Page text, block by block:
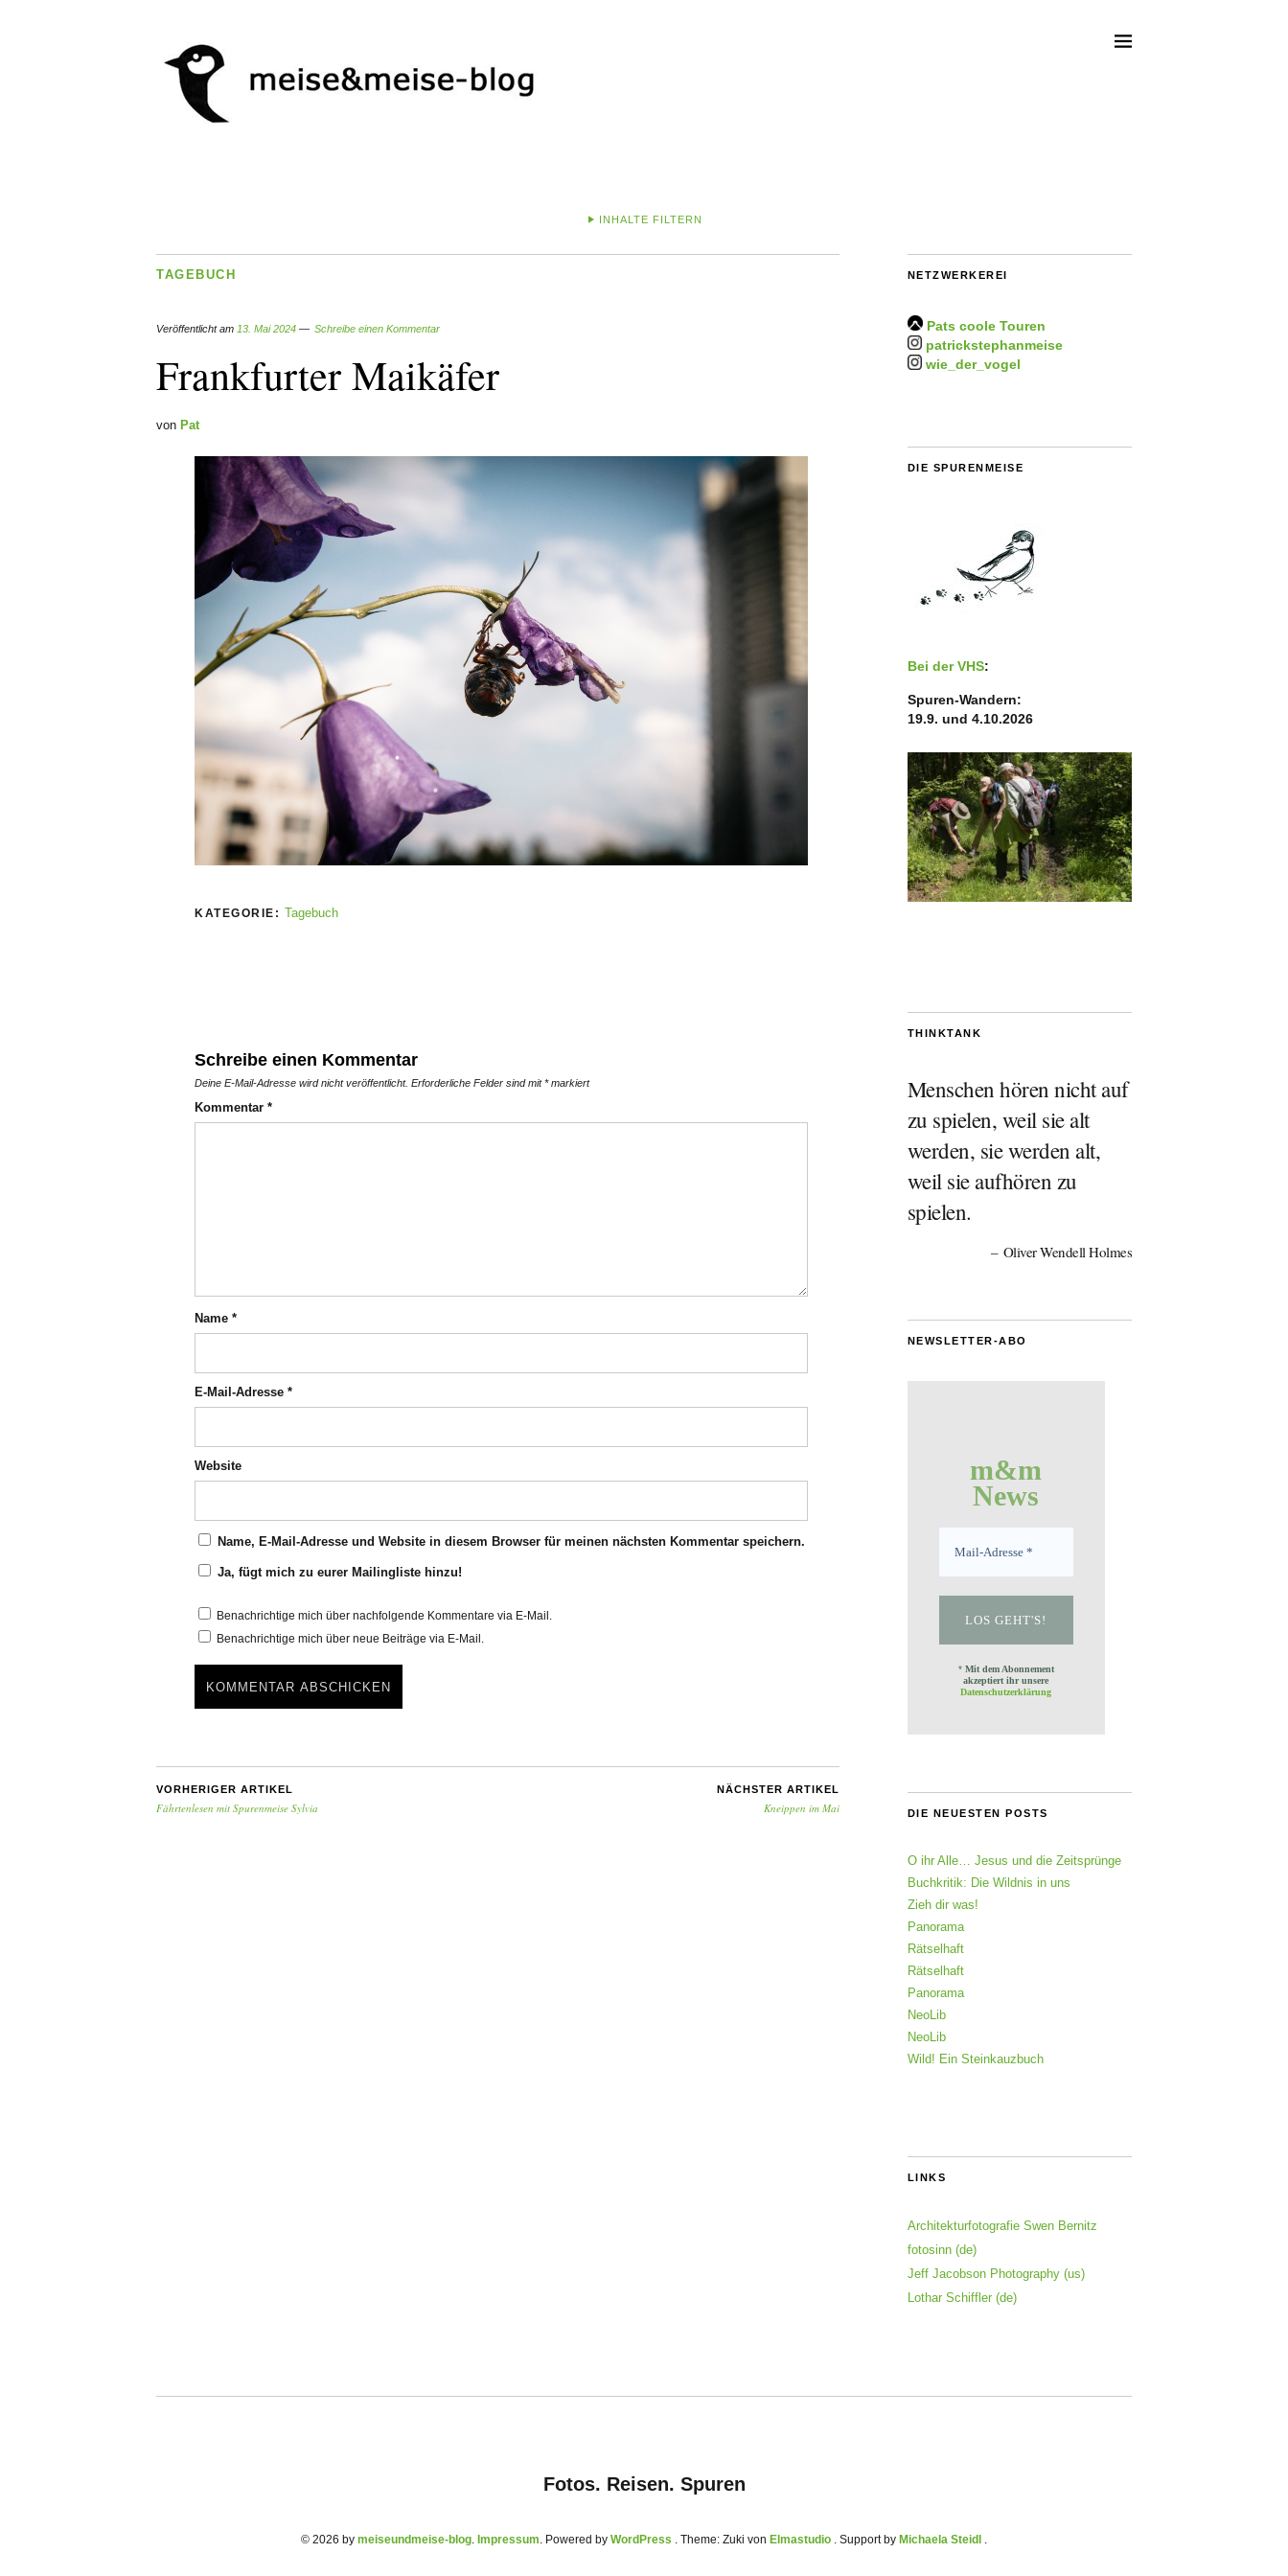
INHALTE FILTERN
TAGEBUCH
Veröffentlicht am 13. Mai 2024 Schreibe einen Kommentar
Frankfurter Maikäfer
von Pat
KATEGORIE: Tagebuch
Schreibe einen Kommentar
Deine E-Mail-Adresse wird nicht veröffentlicht. Erforderliche Felder sind mit*markiert
Kommentar *
Name *
E-Mail-Adresse *
Website
Name, E-Mail-Adresse und Website in diesem Browser für meinen nächsten Kommentar speichern.
Ja, fügt mich zu eurer Mailingliste hinzu!
Benachrichtige mich über nachfolgende Kommentare via E-Mail.
Benachrichtige mich über neue Beiträge via E-Mail.
VORHERIGER ARTIKEL
Fährtenlesen mit Spurenmeise Sylvia
NÄCHSTER ARTIKEL
Kneippen im Mai
NETZWERKEREI
Pats coole Touren
patrickstephanmeise
wie_der_vogel
DIE SPURENMEISE
Bei der VHS:
Spuren-Wandern:
19.9. und 4.10.2026
THINKTANK
Menschen hören nicht auf
zu spielen, weil sie alt
werden, sie werden alt,
weil sie aufhören zu
spielen.
Oliver Wendell Holmes
NEWSLETTER-ABO
m&m
News
* Mit dem Abonnement
akzeptiert ihr unsere
Datenschutzerklärung
DIE NEUESTEN POSTS
O ihr Alle… Jesus und die Zeitsprünge
Buchkritik: Die Wildnis in uns
Zieh dir was!
Panorama
Rätselhaft
Rätselhaft
Panorama
NeoLib
NeoLib
Wild! Ein Steinkauzbuch
LINKS
Architekturfotografie Swen Bernitz
fotosinn (de)
Jeff Jacobson Photography (us)
Lothar Schiffler (de)
Fotos. Reisen. Spuren
© 2026 by meiseundmeise-blog Impressum Powered by WordPress Theme: Zuki von Elmastudio . Support by Michaela Steidl